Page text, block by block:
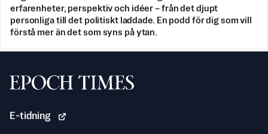
erfarenheter, perspektiv och idéer – från det djupt
personliga till det politiskt laddade. En podd för dig som vill
förstå mer än det som syns på ytan.
Svenska Epoch Times
E-tidning